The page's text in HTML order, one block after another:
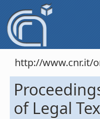
http://www.cnr.it/
of Legal